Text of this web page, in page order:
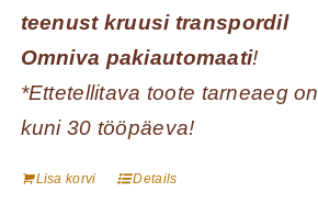
teenust kruusi transpordil
Omniva pakiautomaati!
*Ettetellitava toote tarneaeg on
kuni 30 tööpäeva!
Lisa korvi Details